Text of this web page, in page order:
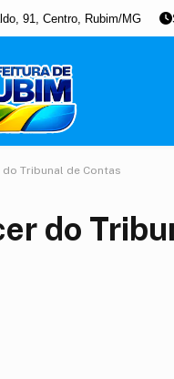
91, Centro, Rubim/MG
do Tribunal de Contas
do